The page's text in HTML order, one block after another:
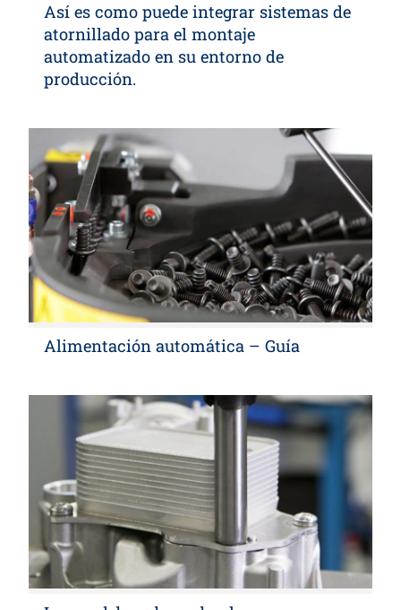
Así es como puede integrar sistemas de
atornillado para el montaje
automatizado en su entorno de
producción.
Alimentación automática – Guía